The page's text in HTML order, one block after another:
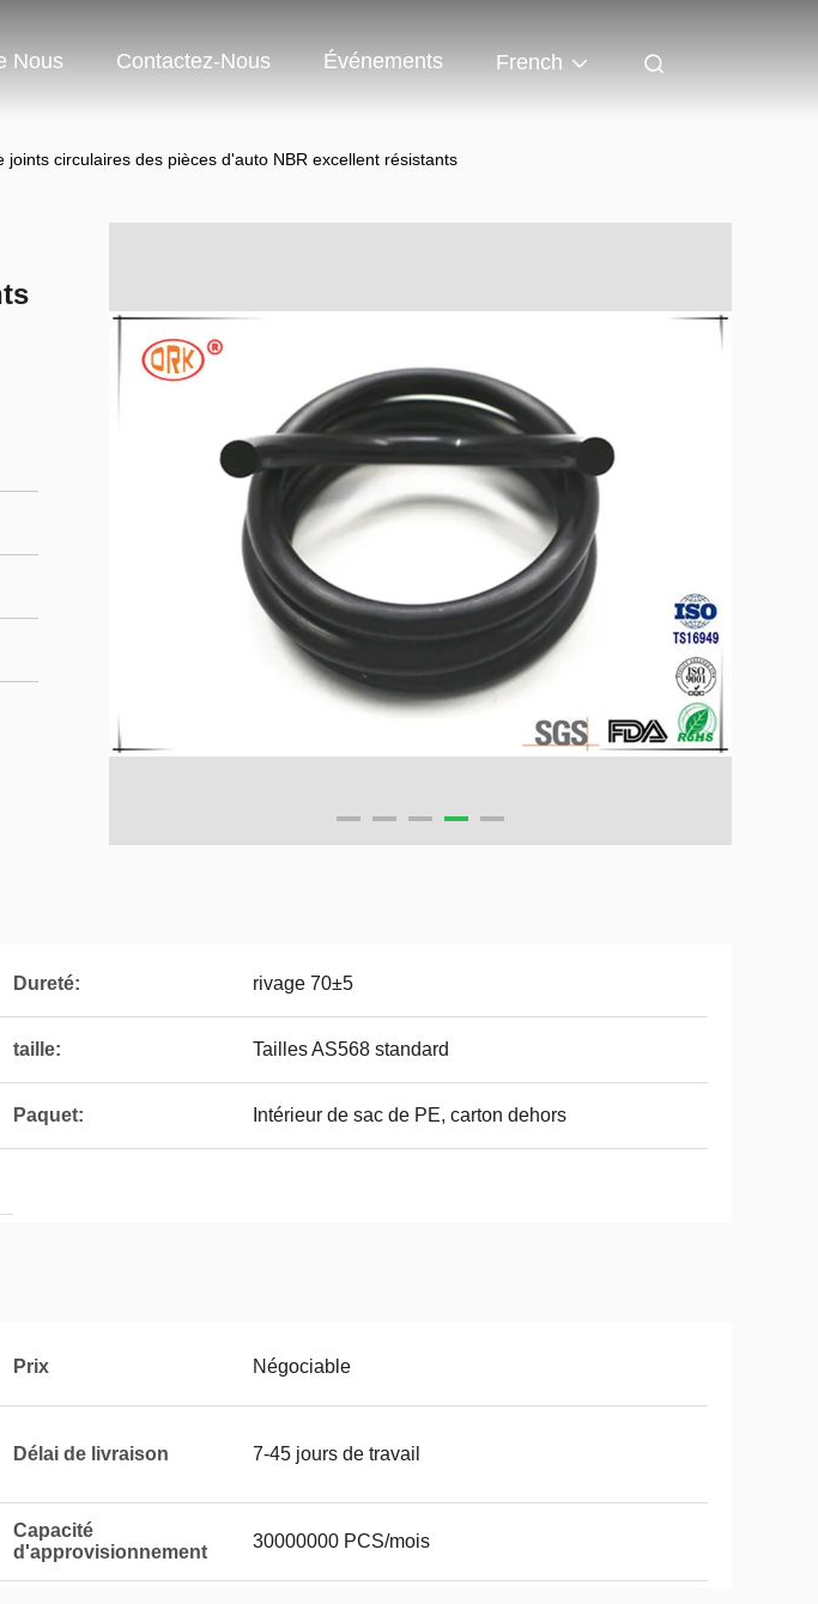
Nous Contactez-Nous Événements French
circulaires des pièces d'auto NBR excellent résistants
Dureté: rivage 70±5
taille: Tailles AS568 standard
Paquet: Intérieur de sac de PE, carton dehors
Prix Négociable
Délai de livraison 7-45 jours de travail
Capacité
d'approvisionnement
30000000 PCS/mois